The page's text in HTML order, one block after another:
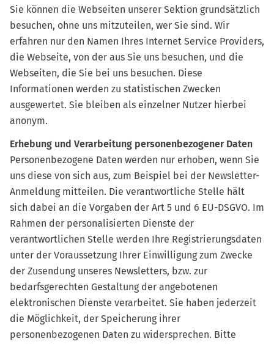
Sie können die Webseiten unserer Sektion grundsätzlich
besuchen, ohne uns mitzuteilen, wer Sie sind. Wir
erfahren nur den Namen Ihres Internet Service Providers,
die Webseite, von der aus Sie uns besuchen, und die
Webseiten, die Sie bei uns besuchen. Diese
Informationen werden zu statistischen Zwecken
ausgewertet. Sie bleiben als einzelner Nutzer hierbei
anonym.
Erhebung und Verarbeitung personenbezogener Daten
Personenbezogene Daten werden nur erhoben, wenn Sie
uns diese von sich aus, zum Beispiel bei der Newsletter-
Anmeldung mitteilen. Die verantwortliche Stelle hält
sich dabei an die Vorgaben der Art 5 und 6 EU-DSGVO. Im
Rahmen der personalisierten Dienste der
verantwortlichen Stelle werden Ihre Registrierungsdaten
unter der Voraussetzung Ihrer Einwilligung zum Zwecke
der Zusendung unseres Newsletters, bzw. zur
bedarfsgerechten Gestaltung der angebotenen
elektronischen Dienste verarbeitet. Sie haben jederzeit
die Möglichkeit, der Speicherung ihrer
personenbezogenen Daten zu widersprechen. Bitte